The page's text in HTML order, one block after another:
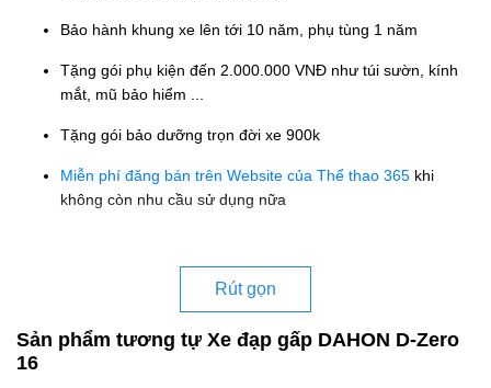
Bảo hành khung xe lên tới 10 năm, phụ tùng 1 năm
Tặng gói phụ kiện đến 2.000.000 VNĐ như túi sườn, kính
mắt, mũ bảo hiểm ...
Tặng gói bảo dưỡng trọn đời xe 900k
Miễn phí đăng bán trên Website của Thể thao 365 khi
không còn nhu cầu sử dụng nữa
Rút gọn
Sản phẩm tương tự Xe đạp gấp DAHON D-Zero
16